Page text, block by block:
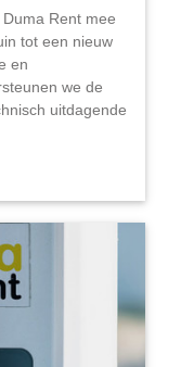
Rent mee
tot een nieuw
en
we de
uitdagende